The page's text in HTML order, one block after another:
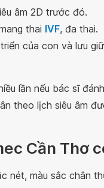
âm 2D trước đó.
thai IVF, đa thai.
của con và lưu
lần nếu bác sĩ
theo lịch siêu âm
Cần Thơ
nét, màu sắc chân